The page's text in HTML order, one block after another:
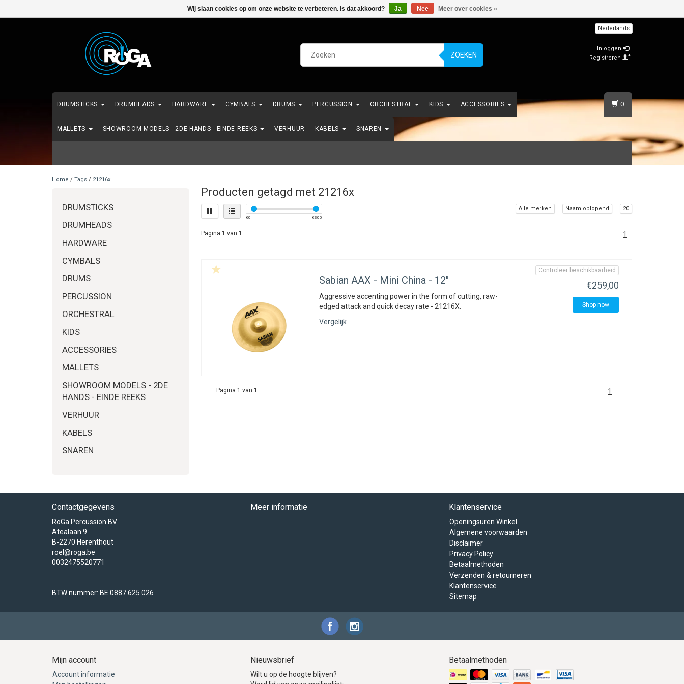
ZOEKEN
Nederlands
Inloggen
Registreren
DRUMSTICKS DRUMHEADS HARDWARE CYMBALS DRUMS PERCUSSION ORCHESTRAL KIDS ACCESSORIES
MALLETS SHOWROOM MODELS - 2DE HANDS - EINDE REEKS VERHUUR KABELS SNAREN
0
Home / Tags / 21216x
DRUMSTICKS
DRUMHEADS
HARDWARE
CYMBALS
DRUMS
PERCUSSION
ORCHESTRAL
KIDS
ACCESSORIES
MALLETS
SHOWROOM MODELS - 2DE
HANDS - EINDE REEKS
VERHUUR
KABELS
SNAREN
Producten getagd met 21216x
€0 €300
Alle merken Naam oplopend 20
Pagina 1 van 1 1
Sabian AAX - Mini China - 12"
Aggressive accenting power in the form of cutting, raw-
edged attack and quick decay rate - 21216X.
Vergelijk
Controleer beschikbaarheid
€259,00
Shop now
Pagina 1 van 1 1
Contactgegevens
RoGa Percussion BV
Atealaan 9
B-2270 Herenthout
roel@roga.be
0032475520771
BTW nummer: BE 0887.625.026
Meer informatie Klantenservice
Openingsuren Winkel
Algemene voorwaarden
Disclaimer
Privacy Policy
Betaalmethoden
Verzenden & retourneren
Klantenservice
Sitemap
Mijn account
Account informatie
Nieuwsbrief
Wilt u op de hoogte blijven?
Betaalmethoden
Wij slaan cookies op om onze website te verbeteren. Is dat akkoord? Ja Nee Meer over cookies »